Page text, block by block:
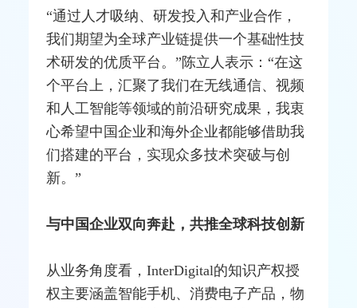
“通过人才吸纳、研发投入和产业合作，
我们期望为全球产业链提供一个基础性技
术研发的优质平台。”陈立人表示：“在这
个平台上，汇聚了我们在无线通信、视频
和人工智能等领域的前沿研究成果，我衷
心希望中国企业和海外企业都能够借助我
们搭建的平台，实现众多技术突破与创
新。”
与中国企业双向奔赴，共推全球科技创新
从业务角度看，InterDigital的知识产权授
权主要涵盖智能手机、消费电子产品，物